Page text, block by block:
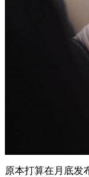
原本打算在月底发